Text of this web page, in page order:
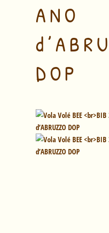
ANO
DOP